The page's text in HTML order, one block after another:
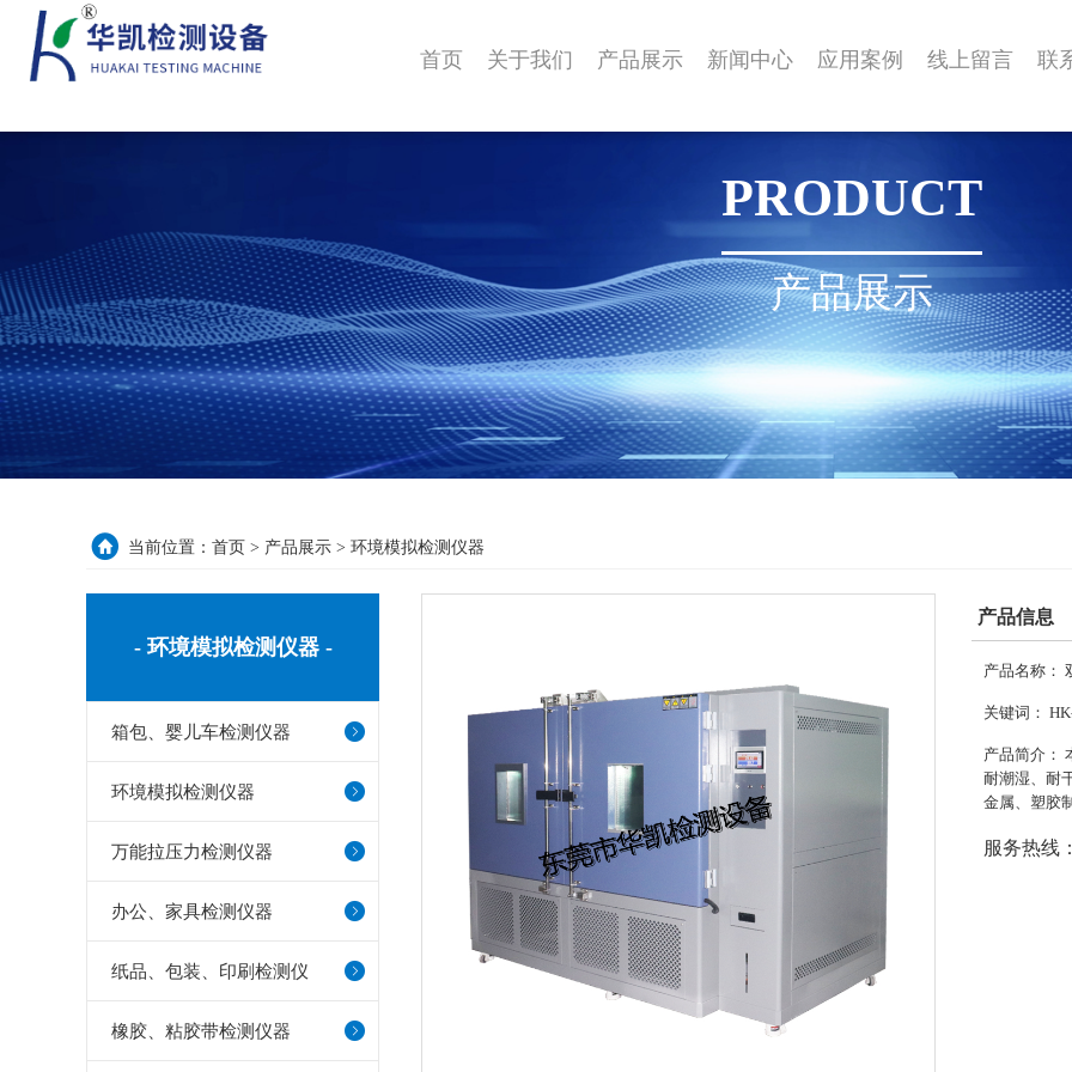
首页 关于我们 产品展示 新闻中心 应用案例 线上留言 联
PRODUCT
产品展示
当前位置： 首页 > 产品展示 > 环境模拟检测仪器
- 环境模拟检测仪器 -
箱包、婴儿车检测仪器
环境模拟检测仪器
万能拉压力检测仪器
办公、家具检测仪器
纸品、包装、印刷检测仪
器
橡胶、粘胶带检测仪器
产品信息
产品名称：
关键词：
产品简介：
耐潮湿、耐
金属、塑胶
服务热线